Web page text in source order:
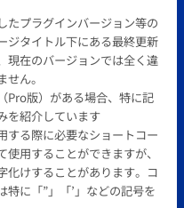
プラグインバージョン等の
ジタイトル下にある最終更新
現在のバージョンでは全く違
ん。
Pro版）がある場合、特に記
を紹介しています
する際に必要なショートコー
用することができますが、
化けすることがあります。コ
特に「”」「’」などの記号を